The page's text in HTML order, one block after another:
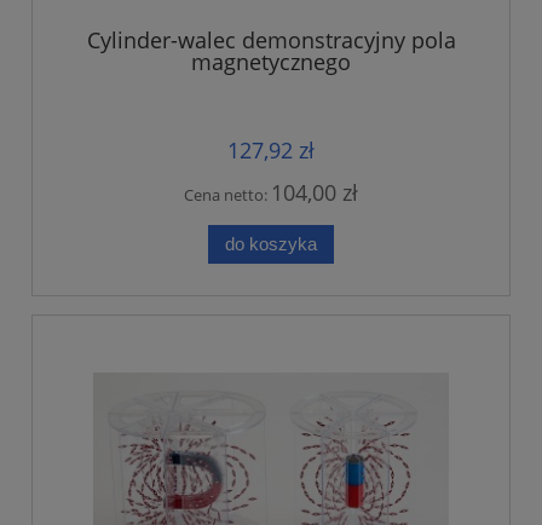
Cylinder-walec demonstracyjny pola
magnetycznego
127,92 zł
Cena netto: 104,00 zł
do koszyka